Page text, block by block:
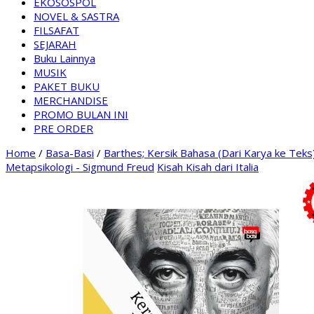
NOVEL & SASTRA
FILSAFAT
SEJARAH
Buku Lainnya
MUSIK
PAKET BUKU
MERCHANDISE
PROMO BULAN INI
PRE ORDER
Home / Basa-Basi / Barthes; Kersik Bahasa (Dari Karya ke
Metapsikologi - Sigmund Freud Kisah Kisah dari Italia